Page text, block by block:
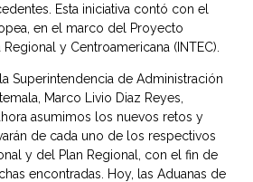
Esta iniciativa contó con el
en el marco del Proyecto
y Centroamericana (INTEC).
Superintendencia de Administración
Marco Livio Diaz Reyes,
asumimos los nuevos retos y
de cada uno de los respectivos
y del Plan Regional, con el fin de
encontradas. Hoy, las Aduanas de